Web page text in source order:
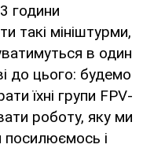
години
такі мініштурми,
в один
до цього: будемо
їхні групи FPV-
роботу, яку ми
і